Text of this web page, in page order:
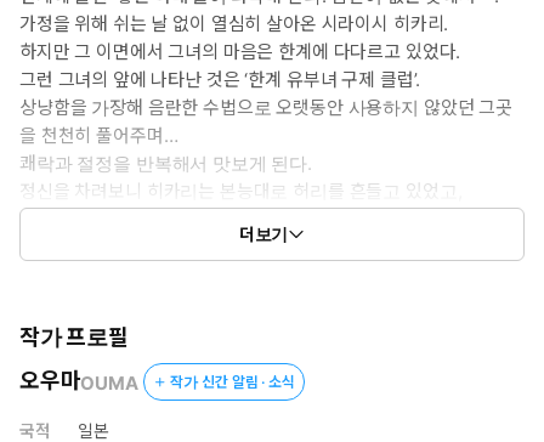
가정을 위해 쉬는 날 없이 열심히 살아온 시라이시 히카리.
하지만 그 이면에서 그녀의 마음은 한계에 다다르고 있었다.
그런 그녀의 앞에 나타난 것은 ‘한계 유부녀 구제 클럽’.
상냥함을 가장해 음란한 수법으로 오랫동안 사용하지 않았던 그곳
을 천천히 풀어주며…
쾌락과 절정을 반복해서 맛보게 된다.
정신을 차려보니 히카리는 본능대로 허리를 흔들고 있었고,
여자로서의 기쁨에 흔들리면서 한계에 다다른 유부녀는 지금 암컷
더보기
작가 프로필
오우마OUMA 작가 신간 알림 · 소식
국적 일본